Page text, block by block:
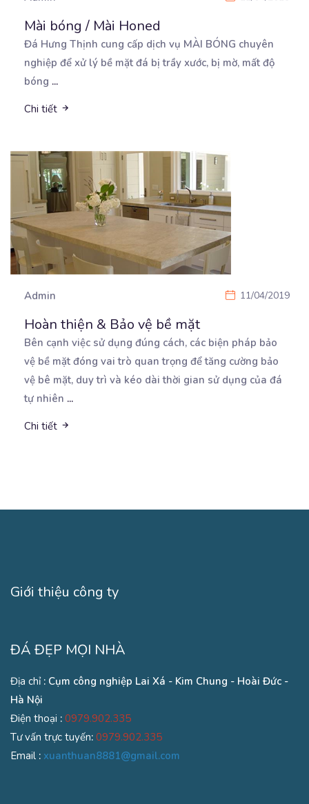
Mài bóng / Mài Honed
Đá Hưng Thịnh cung cấp dịch vụ MÀI BÓNG chuyên
nghiệp để xử lý bề mặt đá bị trầy xước, bị mờ, mất độ
bóng ...
Chi tiết
Admin 11/04/2019
Hoàn thiện & Bảo vệ bề mặt
Bên cạnh việc sử dụng đúng cách, các biện pháp bảo
vệ bề mặt đóng vai trò quan trọng đểtăng cường bảo
vệ bê mặt, duy trì và kéo dài thời gian sử dụng của đá
tự nhiên ...
Chi tiết
Giới thiệu công ty
ĐÁ ĐẸP MỌI NHÀ
Địa chỉ : Cụm công nghiệp Lai Xá - Kim Chung - Hoài Đức -
Hà Nội
Điện thoại : 0979.902.335
Tư vấn trực tuyến: 0979.902.335
Email : xuanthuan8881@gmail.com